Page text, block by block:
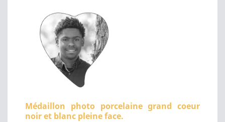
Médaillon photo porcelaine grand coeur
noir et blanc pleine face.